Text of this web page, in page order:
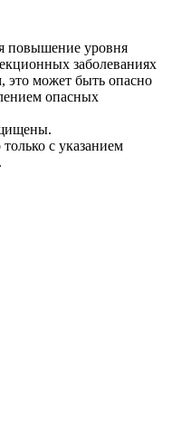
повышение уровня
заболеваниях
это может быть опасно
опасных
с указанием